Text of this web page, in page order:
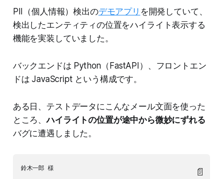
PII（個人情報）検出のデモアプリ を開発していて、
検出したエンティティの位置をハイライト表示する
機能を実装していました。
バックエンドは Python（FastAPI）、フロントエン
ドは JavaScript という構成です。
ある日、テストデータにこんなメール文面を使った
ところ、ハイライトの位置が途中から微妙にずれる
バグに遭遇しました。
鈴木一郎 様 📄